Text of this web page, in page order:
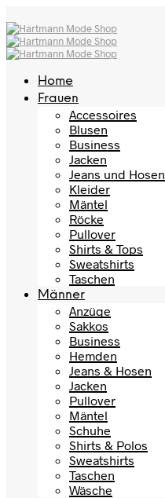
Home
Frauen
Accessoires
Blusen
Business
Jacken
Jeans und Hosen
Kleider
Mäntel
Röcke
Pullover
Shirts & Tops
Sweatshirts
Taschen
Männer
Anzüge
Sakkos
Business
Hemden
Jeans & Hosen
Jacken
Pullover
Mäntel
Schuhe
Shirts & Polos
Sweatshirts
Taschen
Wäsche